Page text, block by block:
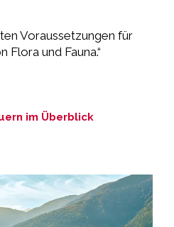
Voraussetzungen für
Flora und Fauna.“
im Überblick